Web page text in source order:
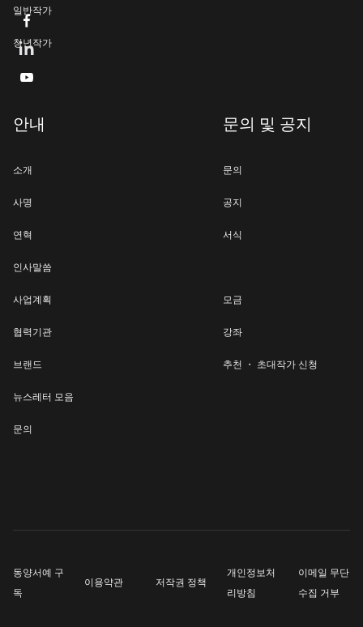
일반작가
청년작가
안내
소개
사명
연혁
인사말씀
사업계획
협력기관
브랜드
뉴스레터 모음
문의
문의 및 공지
문의
공지
서식
모금
강좌
추천 ・ 초대작가 신청
동양서예 구
독
이용약관 저작권 정책
개인정보처
리방침
이메일 무단
수집 거부

